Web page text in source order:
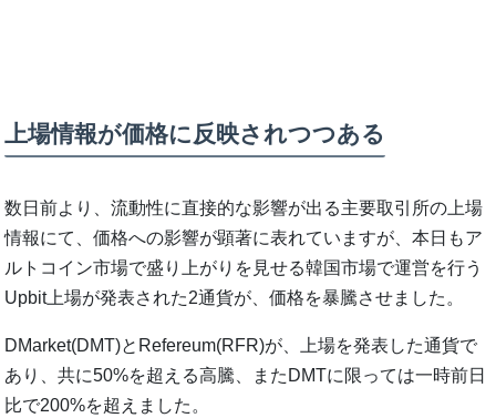
上場情報が価格に反映されつつある
数日前より、流動性に直接的な影響が出る主要取引所の上場
情報にて、価格への影響が顕著に表れていますが、本日もア
ルトコイン市場で盛り上がりを見せる韓国市場で運営を行う
Upbit上場が発表された2通貨が、価格を暴騰させました。
DMarket(DMT)とRefereum(RFR)が、上場を発表した通貨で
あり、共に50%を超える高騰、またDMTに限っては一時前日
比で200%を超えました。